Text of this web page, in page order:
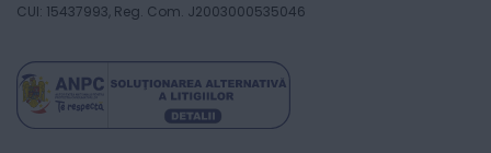
CUI: 15437993, Reg. Com. J2003000535046